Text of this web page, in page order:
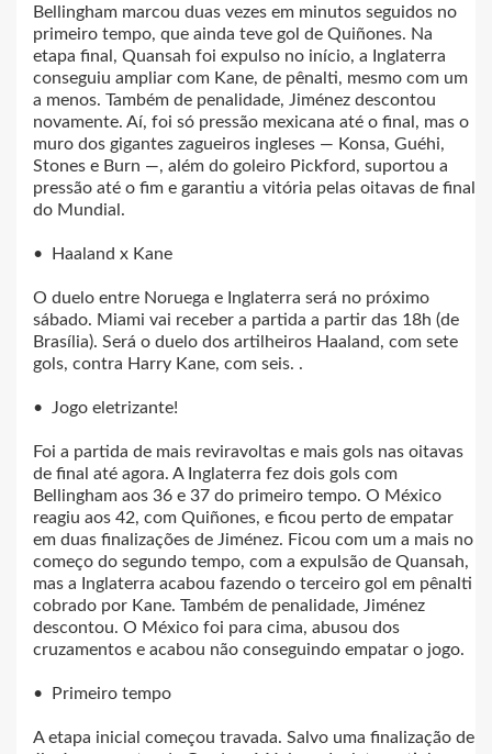
Bellingham marcou duas vezes em minutos seguidos no
primeiro tempo, que ainda teve gol de Quiñones. Na
etapa final, Quansah foi expulso no início, a Inglaterra
conseguiu ampliar com Kane, de pênalti, mesmo com um
a menos. Também de penalidade, Jiménez descontou
novamente. Aí, foi só pressão mexicana até o final, mas o
muro dos gigantes zagueiros ingleses — Konsa, Guéhi,
Stones e Burn —, além do goleiro Pickford, suportou a
pressão até o fim e garantiu a vitória pelas oitavas de final
do Mundial.
• Haaland x Kane
O duelo entre Noruega e Inglaterra será no próximo
sábado. Miami vai receber a partida a partir das 18h (de
Brasília). Será o duelo dos artilheiros Haaland, com sete
gols, contra Harry Kane, com seis. .
• Jogo eletrizante!
Foi a partida de mais reviravoltas e mais gols nas oitavas
de final até agora. A Inglaterra fez dois gols com
Bellingham aos 36 e 37 do primeiro tempo. O México
reagiu aos 42, com Quiñones, e ficou perto de empatar
em duas finalizações de Jiménez. Ficou com um a mais no
começo do segundo tempo, com a expulsão de Quansah,
mas a Inglaterra acabou fazendo o terceiro gol em pênalti
cobrado por Kane. Também de penalidade, Jiménez
descontou. O México foi para cima, abusou dos
cruzamentos e acabou não conseguindo empatar o jogo.
• Primeiro tempo
A etapa inicial começou travada. Salvo uma finalização de